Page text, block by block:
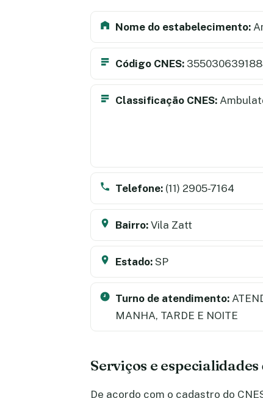
Nome do estabelecimento:
Código CNES:
Classificação CNES:
Telefone: (11) 2905-7164
Bairro: Vila Zatt
Estado: SP
Turno de atendimento:
MANHA, TARDE E NOITE
Serviços e
De acordo com o cadastro do